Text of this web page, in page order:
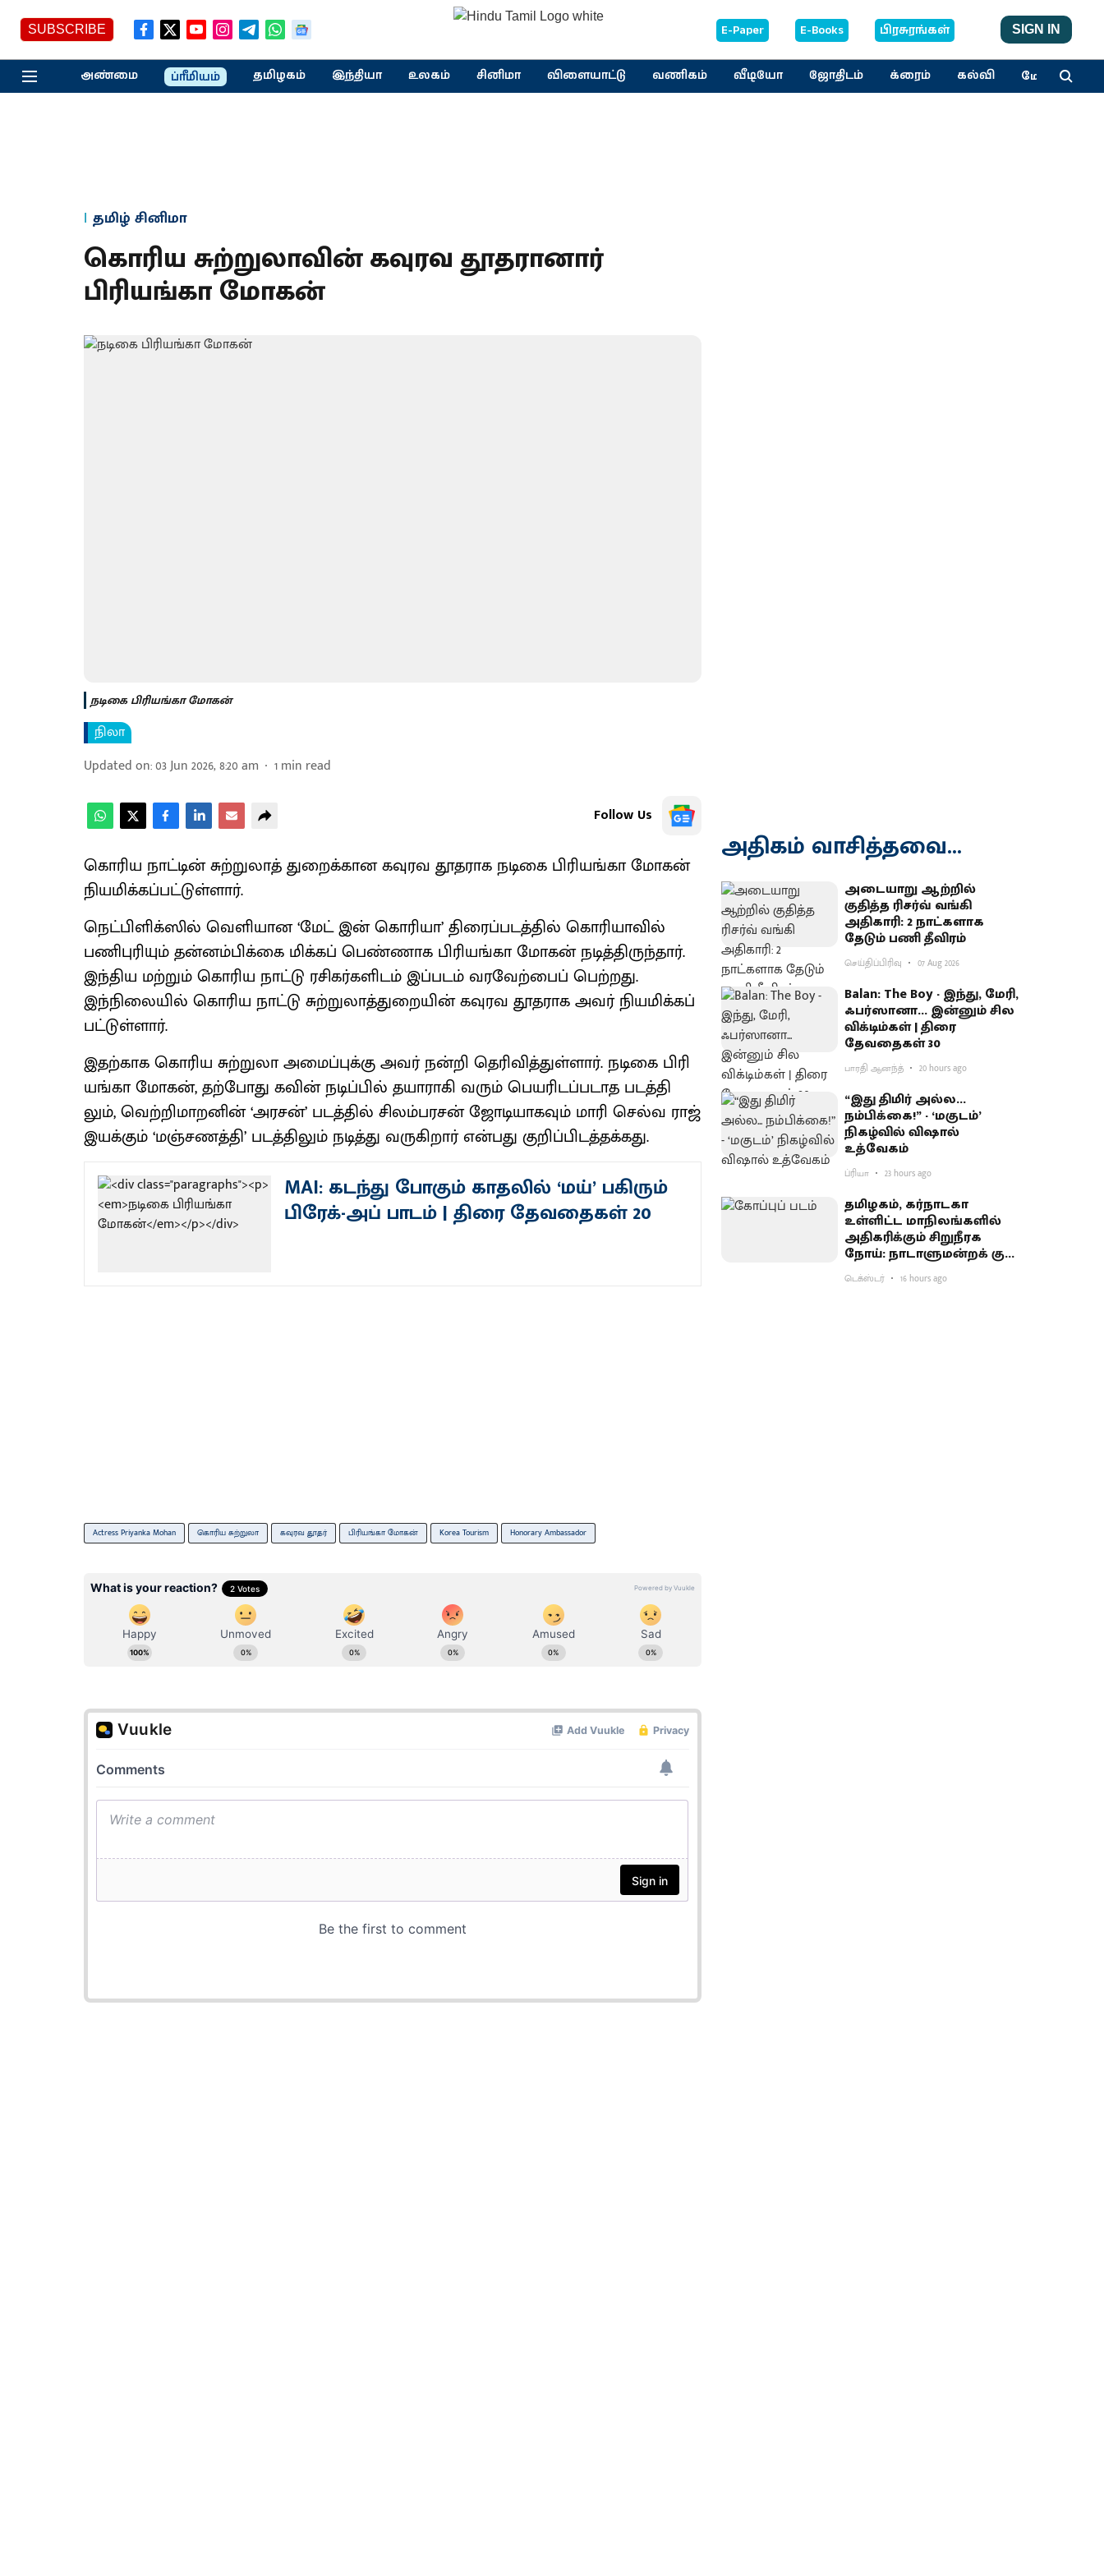
SUBSCRIBE E-Paper E-Books பிரசுரங்கள் SIGN IN
அண்மை ப்ரீமியம் தமிழகம் இந்தியா உலகம் சினிமா விளையாட்டு வணிகம் வீடியோ ஜோதிடம் க்ரைம் கல்வி மேலும்
தமிழ் சினிமா
கொரிய சுற்றுலா​வின் கவுரவ தூதரானார்
பிரியங்கா மோகன்
நடிகை பிரி​யங்கா மோகன்
நிலா
Updated on:03 Jun 2026, 8:20 am 1min read
Follow Us
கொரிய நாட்​டின் சுற்​றுலாத் துறைக்​கான கவுரவ தூத​ராக நடிகை பிரி​யங்கா மோகன்
நியமிக்​கப்​பட்​டுள்​ளார்.
நெட்​பிளிக்​ஸில் வெளி​யான ‘மேட் இன் கொரி​யா’ திரைப்​படத்​தில் கொரி​யா​வில்
பணிபுரி​யும் தன்​னம்​பிக்கை மிக்​கப் பெண்​ணாக பிரி​யங்கா மோகன் நடித்​திருந்​தார்.
இந்​திய மற்​றும் கொரிய நாட்டு ரசிகர்​களிடம் இப்​படம் வரவேற்​பைப் பெற்​றது.
இந்நிலையில் கொரிய நாட்டு சுற்​றுலாத்​துறை​யின் கவுரவ தூதராக அவர் நியமிக்​கப்​
பட்​டுள்​ளார்.
இதற்​காக கொரிய சுற்​றுலா அமைப்​புக்கு அவர் நன்றி தெரிவித்துள்​ளார். நடிகை பிரி​
யங்கா மோகன், தற்​போது கவின் நடிப்​பில் தயா​ராகி வரும் பெயரிடப்​ப​டாத படத்​தி​
லும், வெற்​றி​மாறனின் ‘அரசன்’ படத்​தில் சிலம்​பரசன் ஜோடி​யாக​வும் மாரி செல்​வ​ ராஜ்
இயக்​கும் ‘மஞ்​சணத்​தி’ படத்​தி​லும்​ நடித்​து வரு​கிறார் என்பது குறிப்பிடத்தக்கது.
MAI: கடந்து போகும் காதலில் ‘மய்’ பகிரும்
பிரேக்-அப் பாடம் | திரை தேவதைகள் 20
Actress Priyanka Mohan கொரிய சுற்​றுலா கவுரவ தூத​ர் பிரி​யங்கா மோகன் Korea Tourism Honorary Ambassador
அதிகம் வாசித்தவை...
அடையாறு ஆற்றில்
குதித்த ரிசர்வ் வங்கி
அதிகாரி: 2 நாட்களாக
தேடும் பணி தீவிரம்
செய்திப்பிரிவு 07 Aug 2026
Balan: The Boy - இந்து, மேரி,
ஃபர்ஸானா... இன்னும் சில
விக்டிம்கள் | திரை
தேவதைகள் 30
பாரதி ஆனந்த் 20 hours ago
“இது திமிர் அல்ல...
நம்பிக்கை!” - ‘மகுடம்’
நிகழ்வில் விஷால்
உத்வேகம்
ப்ரியா 23 hours ago
தமிழகம், கர்நாடகா
உள்ளிட்ட மாநிலங்களில்
அதிகரிக்கும் சிறுநீரக
நோய்: நாடாளுமன்றக் குழு
எச்சரிக்கை
டெக்ஸ்டர் 16 hours ago